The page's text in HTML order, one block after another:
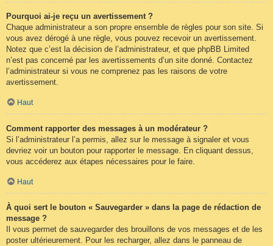
Pourquoi ai-je reçu un avertissement ?
Chaque administrateur a son propre ensemble de règles pour son site. Si
vous avez dérogé à une règle, vous pouvez recevoir un avertissement.
Notez que c’est la décision de l’administrateur, et que phpBB Limited
n’est pas concerné par les avertissements d’un site donné. Contactez
l’administrateur si vous ne comprenez pas les raisons de votre
avertissement.
Haut
Comment rapporter des messages à un modérateur ?
Si l’administrateur l’a permis, allez sur le message à signaler et vous
devriez voir un bouton pour rapporter le message. En cliquant dessus,
vous accéderez aux étapes nécessaires pour le faire.
Haut
À quoi sert le bouton « Sauvegarder » dans la page de rédaction de
message ?
Il vous permet de sauvegarder des brouillons de vos messages et de les
poster ultérieurement. Pour les recharger, allez dans le panneau de